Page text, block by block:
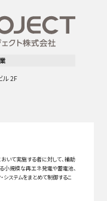
ル 2F
いて実施する者に対して、補助
小規模な再エネ発電や蓄電池、
ステムをまとめて制御するこ